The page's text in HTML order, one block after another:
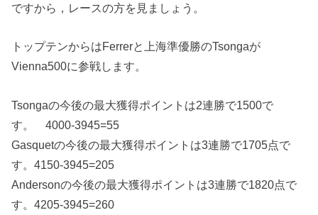
ですから，レースの方を見ましょう。
トップテンからはFerrerと上海準優勝のTsongaが
Vienna500に参戦します。
Tsongaの今後の最大獲得ポイントは2連勝で1500で
す。 4000-3945=55
Gasquetの今後の最大獲得ポイントは3連勝で1705点で
す。4150-3945=205
Andersonの今後の最大獲得ポイントは3連勝で1820点で
す。4205-3945=260